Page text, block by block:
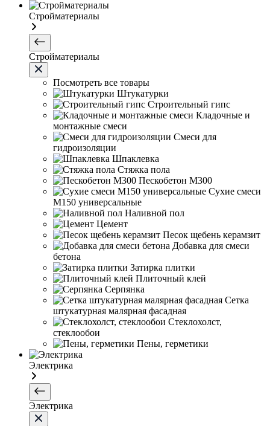
Стройматериалы
Стройматериалы
Посмотреть все товары
Штукатурки
Строительный гипс
Кладочные и
монтажные смеси
Смеси для
гидроизоляции
Шпаклевка
Стяжка пола
Пескобетон М300
Сухие смеси
М150 универсальные
Наливной пол
Цемент
Песок щебень керамзит
Добавка для смеси
бетона
Затирка плитки
Плиточный клей
Серпянка
Сетка
штукатурная малярная фасадная
Стеклохолст,
стеклообои
Пены, герметики
Электрика
Электрика